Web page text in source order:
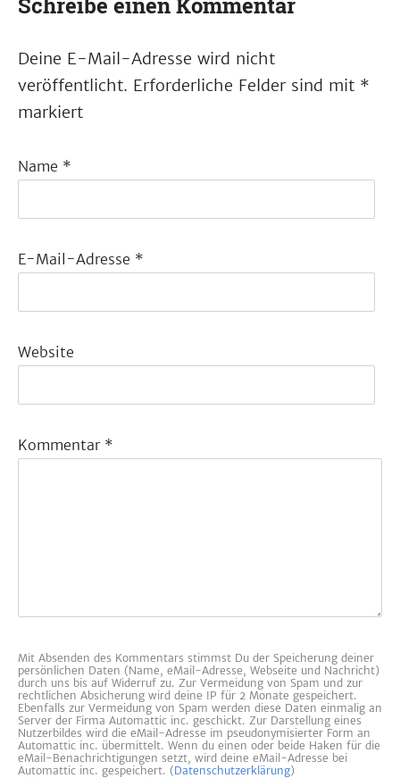
Deine E-Mail-Adresse wird nicht
veröffentlicht. Erforderliche Felder sind mit *
markiert
Name *
E-Mail-Adresse *
Website
Kommentar *
Mit Absenden des Kommentars stimmst Du der Speicherung deiner
persönlichen Daten (Name, eMail-Adresse, Webseite und Nachricht)
durch uns bis auf Widerruf zu. Zur Vermeidung von Spam und zur
rechtlichen Absicherung wird deine IP für 2 Monate gespeichert.
Ebenfalls zur Vermeidung von Spam werden diese Daten einmalig an
Server der Firma Automattic inc. geschickt. Zur Darstellung eines
Nutzerbildes wird die eMail-Adresse im pseudonymisierter Form an
Automattic inc. übermittelt. Wenn du einen oder beide Haken für die
eMail-Benachrichtigungen setzt, wird deine eMail-Adresse bei
Automattic inc. gespeichert. (Datenschutzerklärung)